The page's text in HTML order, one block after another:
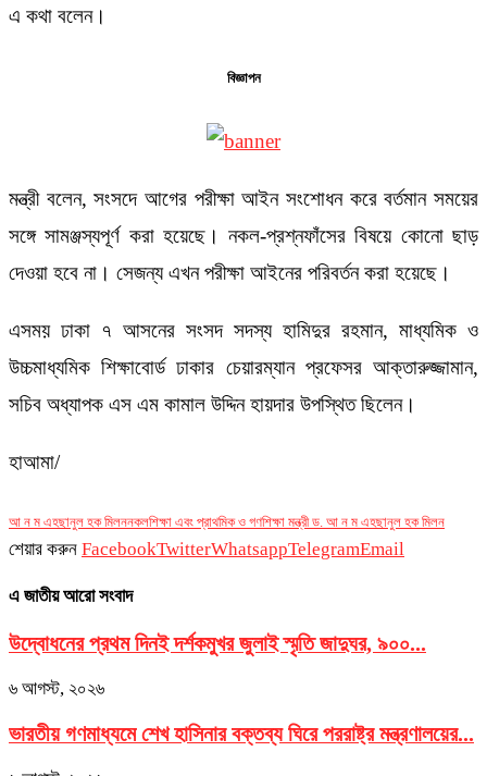
এ কথা বলেন।
বিজ্ঞাপন
মন্ত্রী বলেন, সংসদে আগের পরীক্ষা আইন সংশোধন করে বর্তমান সময়ের
সঙ্গে সামঞ্জস্যপূর্ণ করা হয়েছে। নকল-প্রশ্নফাঁসের বিষয়ে কোনো ছাড়
দেওয়া হবে না। সেজন্য এখন পরীক্ষা আইনের পরিবর্তন করা হয়েছে।
এসময় ঢাকা ৭ আসনের সংসদ সদস্য হামিদুর রহমান, মাধ্যমিক ও
উচ্চমাধ্যমিক শিক্ষাবোর্ড ঢাকার চেয়ারম্যান প্রফেসর আক্তারুজ্জামান,
সচিব অধ্যাপক এস এম কামাল উদ্দিন হায়দার উপস্থিত ছিলেন।
হাআমা/
আ ন ম এহছানুল হক মিলননকলশিক্ষা এবং প্রাথমিক ও গণশিক্ষা মন্ত্রী ড. আ ন ম এহছানুল হক মিলন
শেয়ার করুন FacebookTwitterWhatsappTelegramEmail
এ জাতীয় আরো সংবাদ
উদ্বোধনের প্রথম দিনই দর্শকমুখর জুলাই স্মৃতি জাদুঘর, ৯০০...
৬ আগস্ট, ২০২৬
ভারতীয় গণমাধ্যমে শেখ হাসিনার বক্তব্য ঘিরে পররাষ্ট্র মন্ত্রণালয়ের...